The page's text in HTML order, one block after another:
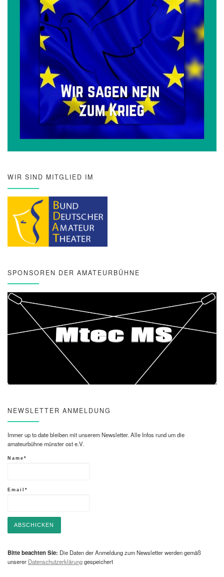
WIR SIND MITGLIED IM
SPONSOREN DER AMATEURBÜHNE
NEWSLETTER ANMELDUNG
Immer up to date bleiben mit unserem Newsletter. Alle Infos rund um die
amateurbühne münster ost e.V.
Name*
Email*
Bitte beachten Sie: Die Daten der Anmeldung zum Newsletter werden gemäß
unserer Datenschutzerklärunggespeichert